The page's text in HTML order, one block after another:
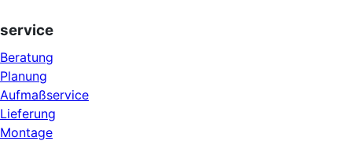
service
Beratung
Planung
Aufmaßservice
Lieferung
Montage